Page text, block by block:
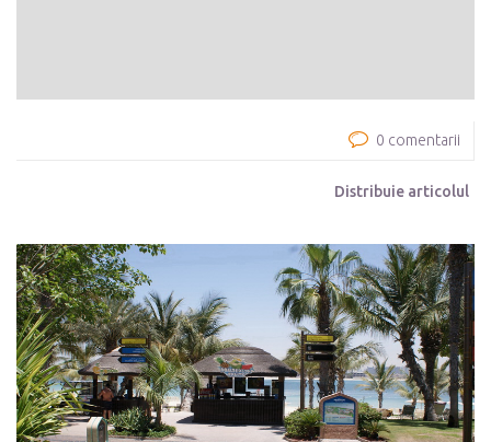
0 comentarii
Distribuie articolul